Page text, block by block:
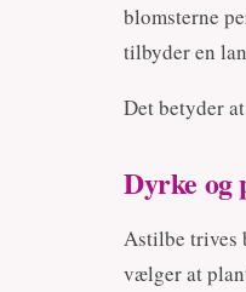
blomsterne
tilbyder en
Det betyder
Dyrke og
Astilbe trives
vælger at